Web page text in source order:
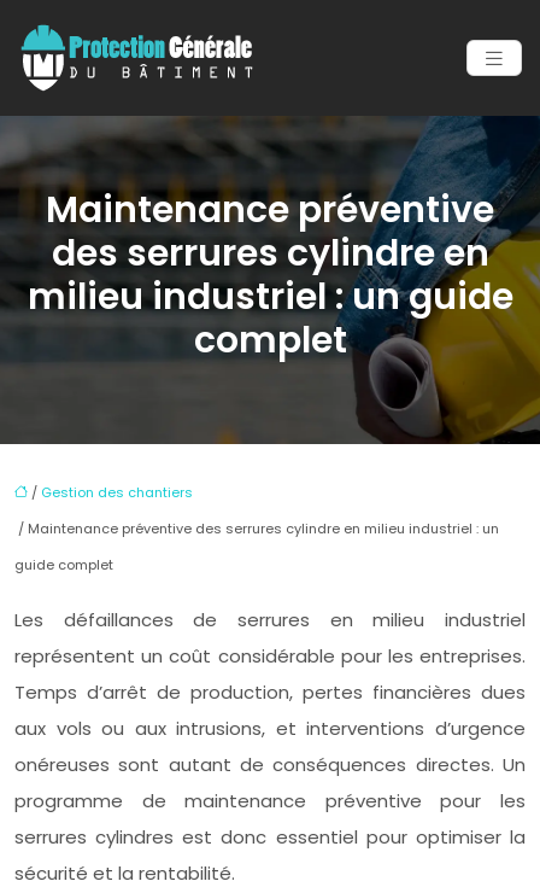
Maintenance préventive
des serrures cylindre en
milieu industriel : un guide
complet
/ Gestion des chantiers
/ Maintenance préventive des serrures cylindre en milieu industriel : un
guide complet
Les défaillances de serrures en milieu industriel
représentent un coût considérable pour les entreprises.
Temps d’arrêt de production, pertes financières dues
aux vols ou aux intrusions, et interventions d’urgence
onéreuses sont autant de conséquences directes. Un
programme de maintenance préventive pour les
serrures cylindres est donc essentiel pour optimiser la
sécurité et la rentabilité.